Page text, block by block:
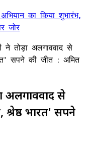
का किया शुभारंभ,
जोर
तोड़ा अलगाववाद से
सपने की जीत : अमित
अलगाववाद से
भारत' सपने